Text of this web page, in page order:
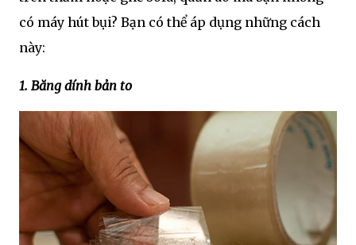
có máy hút bụi? Bạn có thể áp dụng những cách
này:
1. Băng dính bản to